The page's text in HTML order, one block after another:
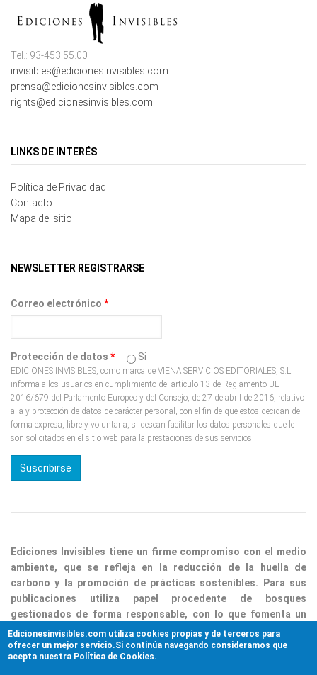
Tel.: 93-453.55.00
invisibles@edicionesinvisibles.com
prensa@edicionesinvisibles.com
rights@edicionesinvisibles.com
LINKS DE INTERÉS
Política de Privacidad
Contacto
Mapa del sitio
NEWSLETTER REGISTRARSE
Correo electrónico *
Protección de datos * Si
EDICIONES INVISIBLES, como marca de VIENA SERVICIOS EDITORIALES, S.L.
informa a los usuarios en cumplimiento del artículo 13 de Reglamento UE
2016/679 del Parlamento Europeo y del Consejo, de 27 de abril de 2016, relativo
a la y protección de datos de carácter personal, con el fin de que estos decidan de
forma expresa, libre y voluntaria, si desean facilitar los datos personales que le
son solicitados en el sitio web para la prestaciones de sus servicios.
Ediciones Invisibles tiene un firme compromiso con el medio
ambiente, que se refleja en la reducción de la huella de
carbono y la promoción de prácticas sostenibles. Para sus
publicaciones utiliza papel procedente de bosques
gestionados de forma responsable, con lo que fomenta un
consumo consciente. Además, lleva a cabo iniciativas para
reducir los residuos generados y optimizar los procesos,
consolidando así su responsabilidad ambiental.
Edicionesinvisibles.com utiliza cookies propias y de terceros para
ofrecer un mejor servicio.Si continúa navegando consideramos que
acepta nuestra Política de Cookies.